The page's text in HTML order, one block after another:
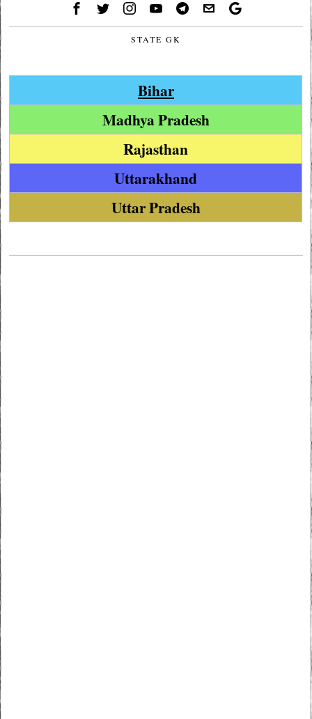
STATE GK
Bihar
Madhya Pradesh
Rajasthan
Uttarakhand
Uttar Pradesh